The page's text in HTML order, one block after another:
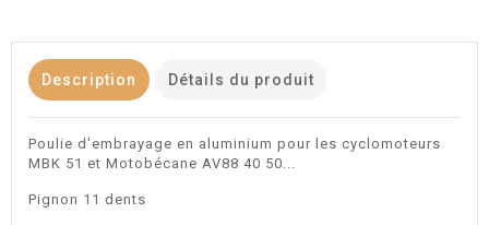
Description Détails du produit
Poulie d'embrayage en aluminium pour les cyclomoteurs
MBK 51 et Motobécane AV88 40 50...
Pignon 11 dents